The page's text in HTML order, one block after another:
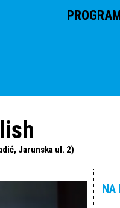
Jarunska ul. 2)
NA